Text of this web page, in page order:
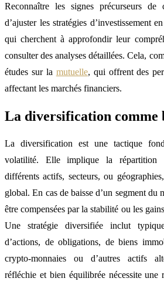
Reconnaître les signes précurseurs de
d’ajuster les stratégies d’investissement
qui cherchent à approfondir leur
consulter des analyses détaillées. Cela,
études sur la mutuelle, qui offrent des
affectant les marchés financiers.
La diversification comme
La diversification est une tactique
volatilité. Elle implique la répartition
différents actifs, secteurs, ou
global. En cas de baisse d’un segment du
être compensées par la stabilité ou les
Une stratégie diversifiée inclut
d’actions, de obligations, de biens
crypto-monnaies ou d’autres actifs
réfléchie et bien équilibrée nécessite une